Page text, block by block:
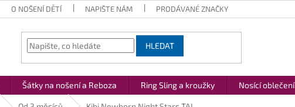
O NOŠENÍ DĚTÍ NAPIŠTE NÁM PRODÁVANÉ ZNAČKY
HLEDAT
Šátky na nošení a Reboza Ring Sling a kroužky Nosící oblečení